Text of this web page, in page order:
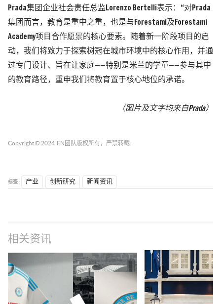
Prada集团企业社会责任总监Lorenzo Bertelli表示：“对Prada
集团而言，教育是重中之重，也是与Forestami及Forestami
Academy项目合作愿景的核心要素。随着新一阶段项目的启
动，我们将致力于探索树冠在城市环境中的核心作用，并通
过专门设计、旨在让家庭——特别是米兰的学童——参与其中
的教育路径，重申我们将教育置于核心地位的承诺。
（图片及文字均来自Prada）
Copyright © 2024 FN团队 版权所有，严禁转载.
标签 : 产业 创新研究 新闻资讯
相关资讯